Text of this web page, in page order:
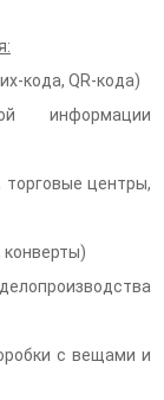
кода, QR-кода)
информации
торговые центры,
конверты)
с вещами и